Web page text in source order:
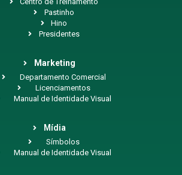
Pastinho
Hino
Presidentes
Marketing
Departamento Comercial
Licenciamentos
Manual de Identidade Visual
Mídia
Símbolos
Manual de Identidade Visual